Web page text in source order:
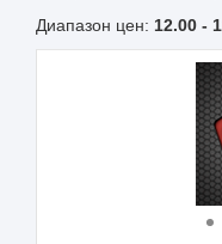
Диапазон цен: 12.00 -